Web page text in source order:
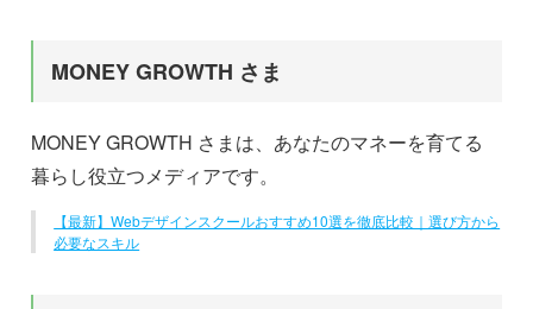
MONEY GROWTH さま
MONEY GROWTH さまは、あなたのマネーを育てる
暮らし役立つメディアです。
【最新】Webデザインスクールおすすめ10選を徹底比較｜選び方から
必要なスキル